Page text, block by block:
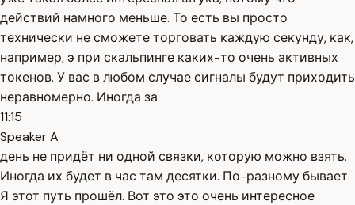
действий намного меньше. То есть вы просто
технически не сможете торговать каждую секунду, как,
например, э при скальпинге каких-то очень активных
токенов. У вас в любом случае сигналы будут приходить
неравномерно. Иногда за
11:15
Speaker A
день не придёт ни одной связки, которую можно взять.
Иногда их будет в час там десятки. По-разному бывает.
Я этот путь прошёл. Вот это это очень интересное